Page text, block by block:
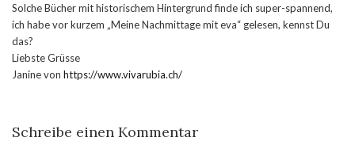
Solche Bücher mit historischem Hintergrund finde ich super-spannend,
ich habe vor kurzem „Meine Nachmittage mit eva“ gelesen, kennst Du
das?
Liebste Grüsse
Janine von https://www.vivarubia.ch/
Schreibe einen Kommentar